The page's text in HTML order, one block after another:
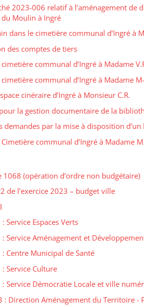
2023-006 relatif à l’aménagement de
Moulin à Ingré
dans le cimetière communal d’Ingré à
des comptes de tiers
communal d’Ingré à Madame
communal d’Ingré à Madame
cinéraire d’Ingré à Monsieur C.R.
la gestion documentaire de la
par la mise à disposition d’un
communal d’Ingré à Madame
(opération d’ordre non budgétaire)
de l’exercice 2023 – budget ville
Service Espaces Verts
Service Aménagement et
Centre Municipal de Santé
Service Culture
Service Démocratie Locale et ville
Direction Aménagement du Territoire -